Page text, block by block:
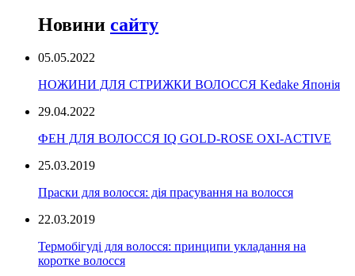
Новини сайту
05.05.2022
НОЖИНИ ДЛЯ СТРИЖКИ ВОЛОССЯ Kedake Японія
29.04.2022
ФЕН ДЛЯ ВОЛОССЯ IQ GOLD-ROSE OXI-ACTIVE
25.03.2019
Праски для волосся: дія прасування на волосся
22.03.2019
Термобігуді для волосся: принципи укладання на
коротке волосся